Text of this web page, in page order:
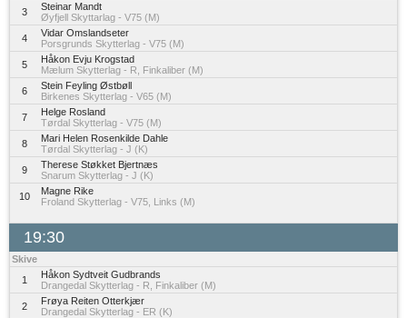
3
Steinar Mandt
Øyfjell Skyttarlag - V75 (M)
4
Vidar Omslandseter
Porsgrunds Skytterlag - V75 (M)
5
Håkon Evju Krogstad
Mælum Skytterlag - R, Finkaliber (M)
6
Stein Feyling Østbøll
Birkenes Skytterlag - V65 (M)
7
Helge Rosland
Tørdal Skytterlag - V75 (M)
8
Mari Helen Rosenkilde Dahle
Tørdal Skytterlag - J (K)
9
Therese Støkket Bjertnæs
Snarum Skytterlag - J (K)
10
Magne Rike
Froland Skytterlag - V75, Links (M)
19:30
Skive
1
Håkon Sydtveit Gudbrands
Drangedal Skytterlag - R, Finkaliber (M)
2
Frøya Reiten Otterkjær
Drangedal Skytterlag - ER (K)